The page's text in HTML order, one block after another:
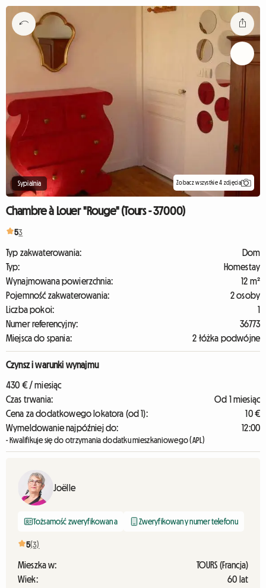
Sypialnia Zobacz wszystkie 4 zdjęcia
Chambre à Louer "Rouge" (Tours - 37000)
53
Typ zakwaterowania:
Dom
Typ:
Homestay
Wynajmowana powierzchnia:
12 m²
Pojemność zakwaterowania:
2 osoby
Liczba pokoi:
1
Numer referencyjny:
36773
Miejsca do spania:
2 łóżka podwójne
Czynsz i warunki wynajmu
430 € / miesiąc
Czas trwania:
Od 1 miesiąc
Cena za dodatkowego lokatora (od 1):
10 €
Wymeldowanie najpóźniej do:
12:00
- Kwalifikuje się do otrzymania dodatku mieszkaniowego (APL)
Joëlle
Tożsamość zweryfikowana Zweryfikowany numer telefonu
5(3)
Mieszka w:
TOURS (Francja)
Wiek:
60 lat